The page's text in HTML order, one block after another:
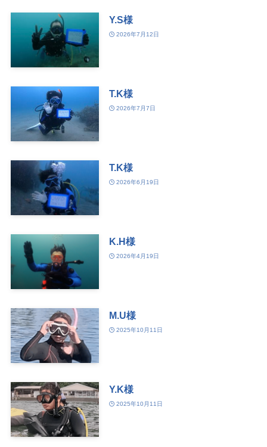
Y.S様
2026年7月12日
T.K様
2026年7月7日
T.K様
2026年6月19日
K.H様
2026年4月19日
M.U様
2025年10月11日
Y.K様
2025年10月11日